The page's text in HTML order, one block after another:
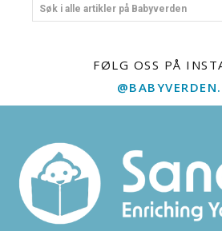
Søk i alle artikler på Babyverden
FØLG OSS PÅ